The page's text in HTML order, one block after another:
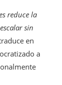
reduce la
sin
en
a